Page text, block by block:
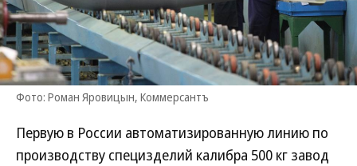
Фото: Роман Яровицын, Коммерсантъ
Первую в России автоматизированную линию по
производству специзделий калибра 500 кг завод